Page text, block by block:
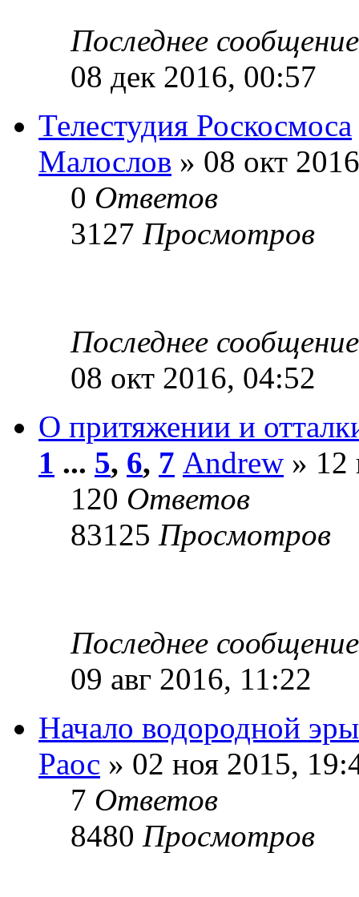
Последнее
08 дек 2016, 00:57
Телестудия Роскосмоса
Малослов » 08 окт
0 Ответов
3127 Просмотров
Последнее
08 окт 2016, 04:52
О притяжении и
1 ... 5, 6, 7 Andrew » 12
120 Ответов
83125 Просмотров
Последнее
09 авг 2016, 11:22
Начало водородной эры
Раос » 02 ноя 2015,
7 Ответов
8480 Просмотров